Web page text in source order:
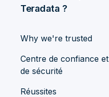
Teradata ?
Why we're trusted
Centre de confiance et
de sécurité
Réussites